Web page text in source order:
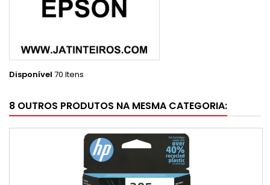
Disponível 70 Itens
8 OUTROS PRODUTOS NA MESMA CATEGORIA: